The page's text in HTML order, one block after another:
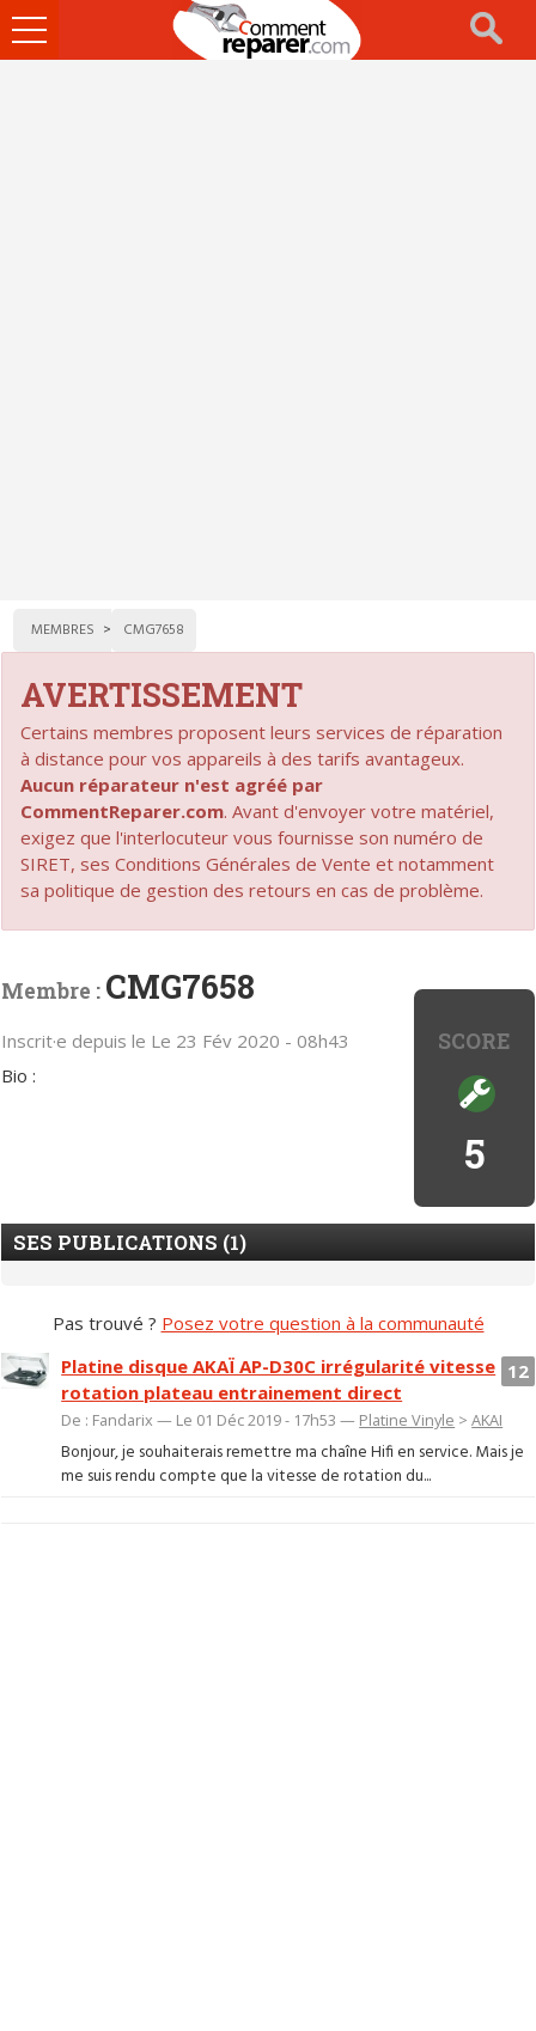
Ouvrir
le
MEMBRES CMG7658
AVERTISSEMENT
Certains membres proposent leurs services de réparation
à distance pour vos appareils à des tarifs avantageux.
Aucun réparateur n'est agréé par
CommentReparer.com. Avant d'envoyer votre matériel,
exigez que l'interlocuteur vous fournisse son numéro de
SIRET, ses Conditions Générales de Vente et notamment
sa politique de gestion des retours en cas de problème.
SCORE
5
Membre : CMG7658
Inscrit·e depuis le Le 23 Fév 2020 - 08h43
Bio :
SES PUBLICATIONS (1)
Pas trouvé ? Posez votre question à la communauté
12
Platine disque AKAÏ AP-D30C irrégularité vitesse
rotation plateau entrainement direct
De : Fandarix — Le 01 Déc 2019 - 17h53 — Platine Vinyle >AKAI
Bonjour, je souhaiterais remettre ma chaîne Hifi en service. Mais je
me suis rendu compte que la vitesse de rotation du...